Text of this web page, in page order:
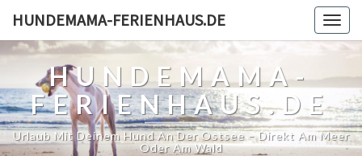
HUNDEMAMA-FERIENHAUS.DE
HUNDEMAMA-
FERIENHAUS.DE
Urlaub Mit Deinem Hund An Der Ostsee – Direkt Am Meer
Oder Am Wald